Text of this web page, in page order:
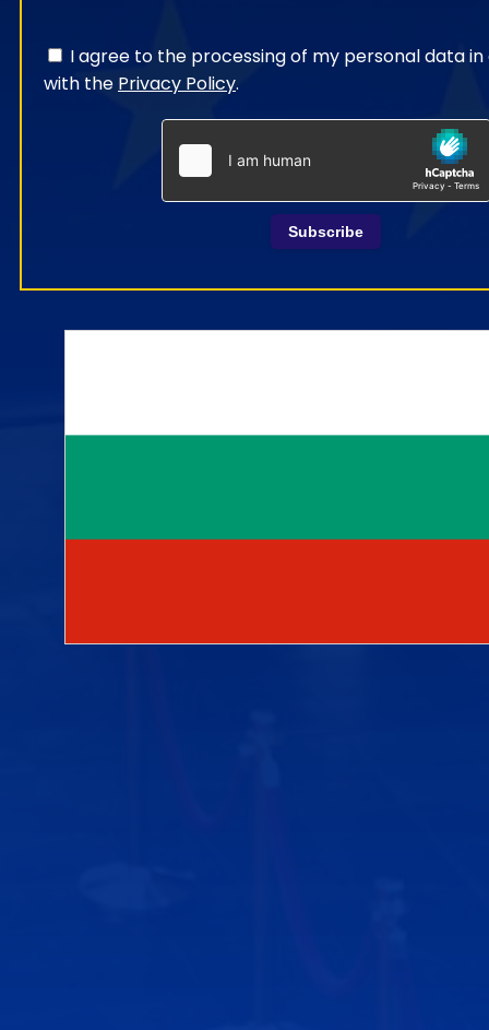
I agree to the processing of my personal data
with the Privacy Policy.
Subscribe